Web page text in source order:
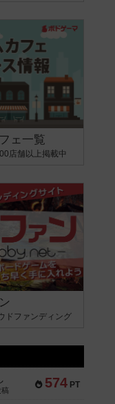
ェ一覧
店舗以上掲載中
ドファンディング
574 PT